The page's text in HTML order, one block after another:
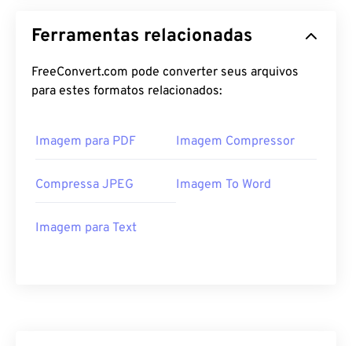
Ferramentas relacionadas
FreeConvert.com pode converter seus arquivos
para estes formatos relacionados:
Imagem para PDF Imagem Compressor
Compressa JPEG Imagem To Word
Imagem para Text